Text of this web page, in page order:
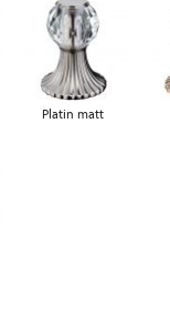
Platin matt